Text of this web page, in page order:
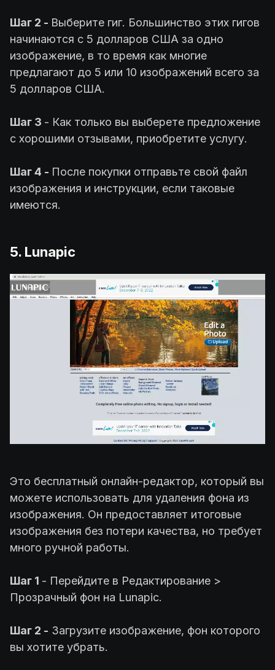
Шаг 2 - Выберите гиг. Большинство этих гигов
начинаются с 5 долларов США за одно
изображение, в то время как многие
предлагают до 5 или 10 изображений всего за
5 долларов США.
Шаг 3 - Как только вы выберете предложение
с хорошими отзывами, приобретите услугу.
Шаг 4 - После покупки отправьте свой файл
изображения и инструкции, если таковые
имеются.
5. Lunapic
‍Это бесплатный онлайн-редактор, который вы
можете использовать для удаления фона из
изображения. Он предоставляет итоговые
изображения без потери качества, но требует
много ручной работы.
Шаг 1 - Перейдите в Редактирование >
Прозрачный фон на Lunapic.
Шаг 2 - Загрузите изображение, фон которого
вы хотите убрать.